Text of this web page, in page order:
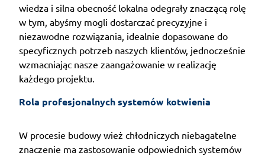
wiedza i silna obecność lokalna odegrały znaczącą rolę
w tym, abyśmy mogli dostarczać precyzyjne i
niezawodne rozwiązania, idealnie dopasowane do
specyficznych potrzeb naszych klientów, jednocześnie
wzmacniając nasze zaangażowanie w realizację
każdego projektu.
Rola profesjonalnych systemów kotwienia
W procesie budowy wież chłodniczych niebagatelne
znaczenie ma zastosowanie odpowiednich systemów